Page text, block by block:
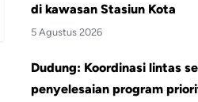
di kawasan Stasiun Kota
5 Agustus 2026
Dudung: Koordinasi lintas
penyelesaian program